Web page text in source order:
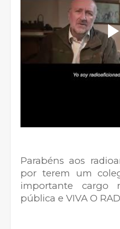
Parabéns aos
por terem um
importante cargo
pública e VIVA O